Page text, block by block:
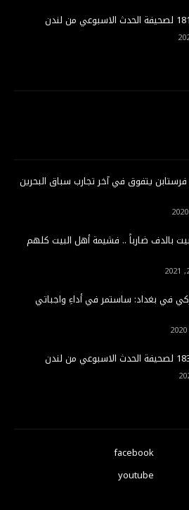
1".. فرستابن يتفوق في آخر تجارب سباق البحرين
بالدف ضارباً .. فشيمة أهل البيت كلهم
في بغداد: ساستمر في أداءِ واجباتي
facebook
youtube